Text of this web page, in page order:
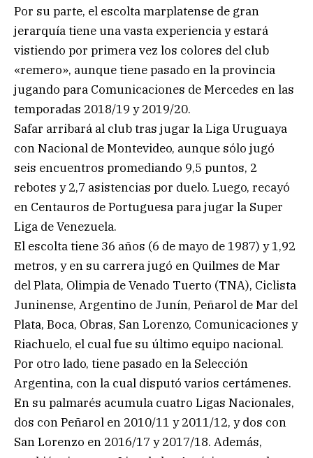
Por su parte, el escolta marplatense de gran
jerarquía tiene una vasta experiencia y estará
vistiendo por primera vez los colores del club
«remero», aunque tiene pasado en la provincia
jugando para Comunicaciones de Mercedes en las
temporadas 2018/19 y 2019/20.
Safar arribará al club tras jugar la Liga Uruguaya
con Nacional de Montevideo, aunque sólo jugó
seis encuentros promediando 9,5 puntos, 2
rebotes y 2,7 asistencias por duelo. Luego, recayó
en Centauros de Portuguesa para jugar la Super
Liga de Venezuela.
El escolta tiene 36 años (6 de mayo de 1987) y 1,92
metros, y en su carrera jugó en Quilmes de Mar
del Plata, Olimpia de Venado Tuerto (TNA), Ciclista
Juninense, Argentino de Junín, Peñarol de Mar del
Plata, Boca, Obras, San Lorenzo, Comunicaciones y
Riachuelo, el cual fue su último equipo nacional.
Por otro lado, tiene pasado en la Selección
Argentina, con la cual disputó varios certámenes.
En su palmarés acumula cuatro Ligas Nacionales,
dos con Peñarol en 2010/11 y 2011/12, y dos con
San Lorenzo en 2016/17 y 2017/18. Además,